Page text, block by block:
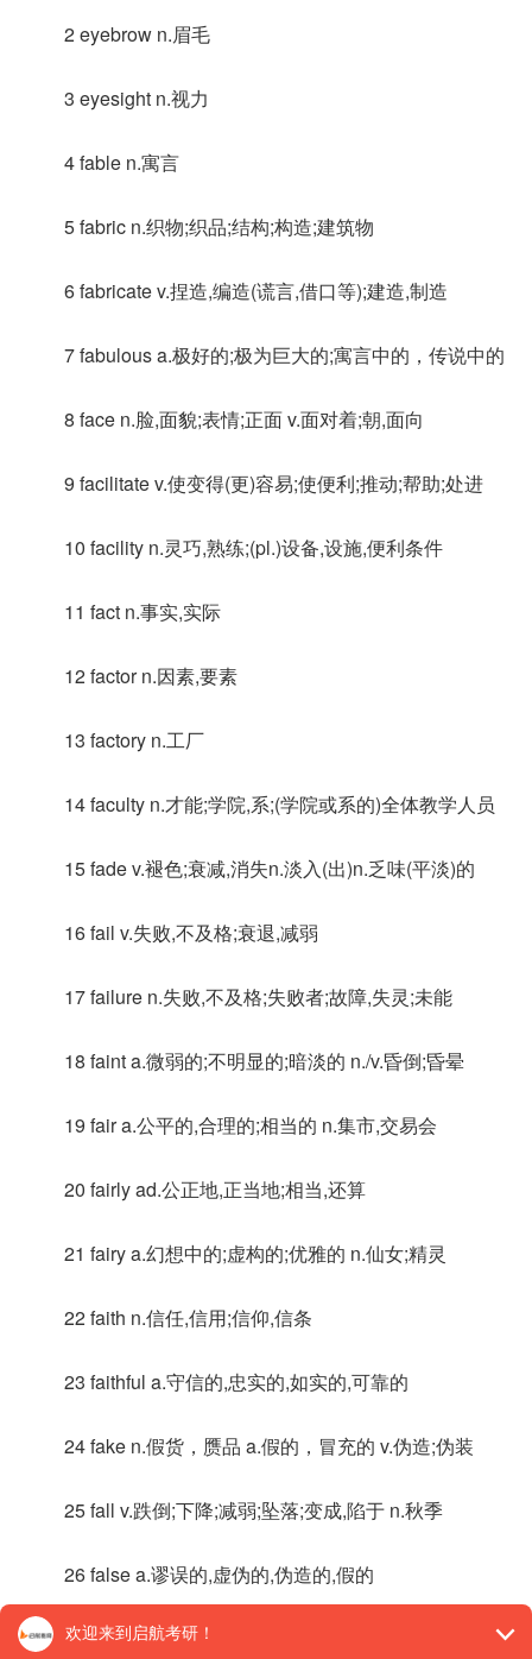
2 eyebrow n.眉毛
3 eyesight n.视力
4 fable n.寓言
5 fabric n.织物;织品;结构;构造;建筑物
6 fabricate v.捏造,编造(谎言,借口等);建造,制造
7 fabulous a.极好的;极为巨大的;寓言中的，传说中的
8 face n.脸,面貌;表情;正面 v.面对着;朝,面向
9 facilitate v.使变得(更)容易;使便利;推动;帮助;处进
10 facility n.灵巧,熟练;(pl.)设备,设施,便利条件
11 fact n.事实,实际
12 factor n.因素,要素
13 factory n.工厂
14 faculty n.才能;学院,系;(学院或系的)全体教学人员
15 fade v.褪色;衰减,消失n.淡入(出)n.乏味(平淡)的
16 fail v.失败,不及格;衰退,减弱
17 failure n.失败,不及格;失败者;故障,失灵;未能
18 faint a.微弱的;不明显的;暗淡的 n./v.昏倒;昏晕
19 fair a.公平的,合理的;相当的 n.集市,交易会
20 fairly ad.公正地,正当地;相当,还算
21 fairy a.幻想中的;虚构的;优雅的 n.仙女;精灵
22 faith n.信任,信用;信仰,信条
23 faithful a.守信的,忠实的,如实的,可靠的
24 fake n.假货，赝品 a.假的，冒充的 v.伪造;伪装
25 fall v.跌倒;下降;减弱;坠落;变成,陷于 n.秋季
26 false a.谬误的,虚伪的,伪造的,假的
27 fame n.名声;名望;传说 vt使出名;传扬…的名